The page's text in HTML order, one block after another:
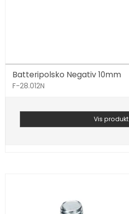
Batteripolsko Negativ 10mm
F-28.012N
Vis produkt